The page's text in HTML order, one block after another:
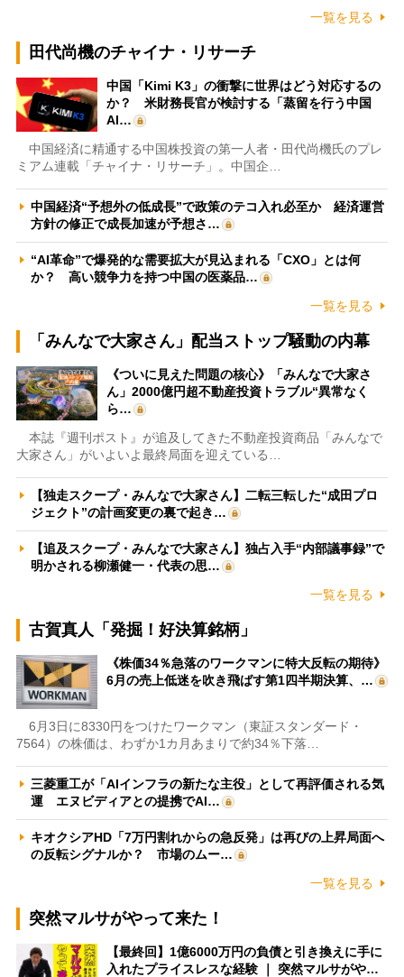
一覧を見る
田代尚機のチャイナ・リサーチ
中国「Kimi K3」の衝撃に世界はどう対応するの
か？ 米財務長官が検討する「蒸留を行う中国
AI…
中国経済に精通する中国株投資の第一人者・田代尚機氏のプレ
ミアム連載「チャイナ・リサーチ」。中国企…
中国経済“予想外の低成長”で政策のテコ入れ必至か 経済運営
方針の修正で成長加速が予想さ…
“AI革命”で爆発的な需要拡大が見込まれる「CXO」とは何
か？ 高い競争力を持つ中国の医薬品…
一覧を見る
「みんなで大家さん」配当ストップ騒動の内幕
《ついに見えた問題の核心》「みんなで大家さ
ん」2000億円超不動産投資トラブル“異常なく
ら…
本誌『週刊ポスト』が追及してきた不動産投資商品「みんなで
大家さん」がいよいよ最終局面を迎えている…
【独走スクープ・みんなで大家さん】二転三転した“成田プロ
ジェクト”の計画変更の裏で起き…
【追及スクープ・みんなで大家さん】独占入手“内部議事録”で
明かされる柳瀬健一・代表の思…
一覧を見る
古賀真人「発掘！好決算銘柄」
《株価34％急落のワークマンに特大反転の期待》
6月の売上低迷を吹き飛ばす第1四半期決算、…
6月3日に8330円をつけたワークマン（東証スタンダード・
7564）の株価は、わずか1カ月あまりで約34％下落…
三菱重工が「AIインフラの新たな主役」として再評価される気
運 エヌビディアとの提携でAI…
キオクシアHD「7万円割れからの急反発」は再びの上昇局面へ
の反転シグナルか？ 市場のムー…
一覧を見る
突然マルサがやって来た！
【最終回】1億6000万円の負債と引き換えに手に
入れたプライスレスな経験 ｜ 突然マルサがや…